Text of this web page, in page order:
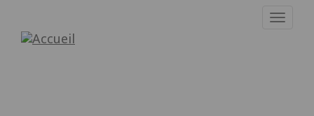
contenuInternationale